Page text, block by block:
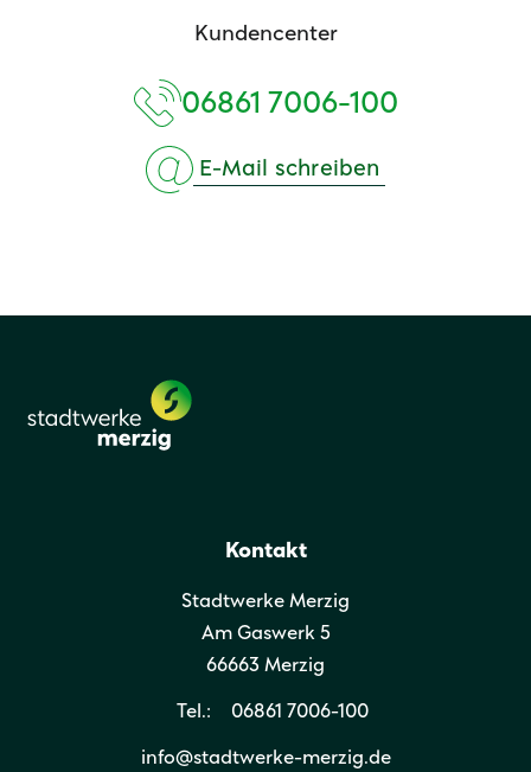
Kundencenter
06861 7006-100
E-Mail schreiben
Kontakt
Stadtwerke Merzig
Am Gaswerk 5
66663 Merzig
Tel.: 06861 7006-100
info@stadtwerke-merzig.de